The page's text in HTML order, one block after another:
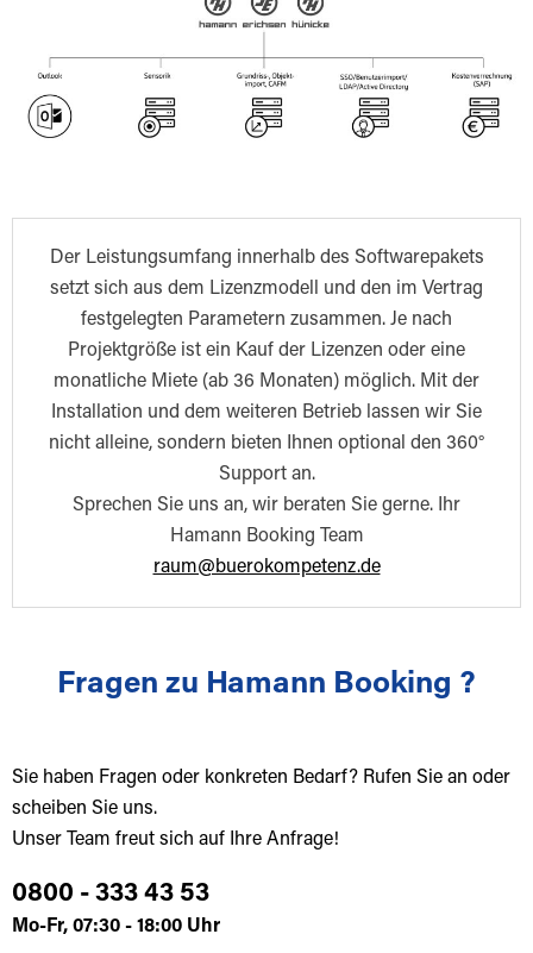
Der Leistungsumfang innerhalb des Softwarepakets
setzt sich aus dem Lizenzmodell und den im Vertrag
festgelegten Parametern zusammen. Je nach
Projektgröße ist ein Kauf der Lizenzen oder eine
monatliche Miete (ab 36 Monaten) möglich. Mit der
Installation und dem weiteren Betrieb lassen wir Sie
nicht alleine, sondern bieten Ihnen optional den 360°
Support an.
Sprechen Sie uns an, wir beraten Sie gerne. Ihr
Hamann Booking Team
raum@buerokompetenz.de
Fragen zu Hamann Booking ?
Sie haben Fragen oder konkreten Bedarf? Rufen Sie an oder
scheiben Sie uns.
Unser Team freut sich auf Ihre Anfrage!
0800 - 333 43 53
Mo-Fr, 07:30 - 18:00 Uhr